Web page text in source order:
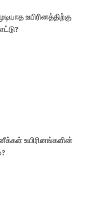
உயிரினத்திற்கு
உயிரினங்களின்